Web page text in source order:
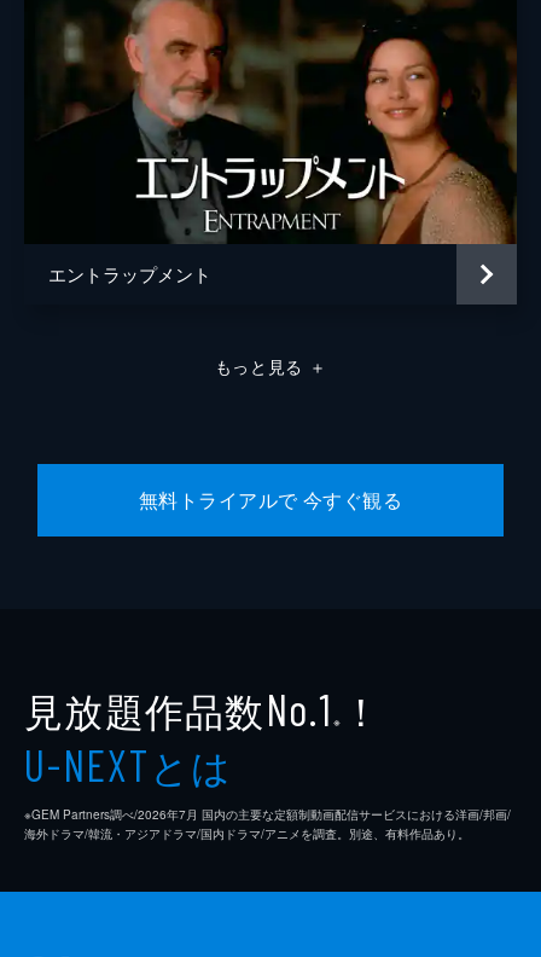
エントラップメント
もっと見る ＋
無料トライアルで 今すぐ観る
見放題作品数No.1 ※ ！
U-NEXTとは
※GEM Partners調べ/2026年7⽉ 国内の主要な定額制動画配信サービスにおける洋画/邦画/
海外ドラマ/韓流・アジアドラマ/国内ドラマ/アニメを調査。別途、有料作品あり。